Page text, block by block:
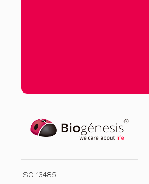
ISO 13485